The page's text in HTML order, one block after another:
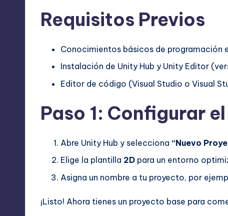
Requisitos Previos
Conocimientos básicos de programación
Instalación de Unity Hub y Unity Editor
Editor de código (Visual Studio o Visual
Paso 1: Configurar
Abre Unity Hub y selecciona “Nuevo
Elige la plantilla 2D para un entorno
Asigna un nombre a tu proyecto, por
¡Listo! Ahora tienes un proyecto base para